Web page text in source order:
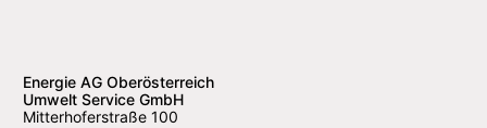
Energie AG Oberösterreich
Umwelt Service GmbH
Mitterhoferstraße 100